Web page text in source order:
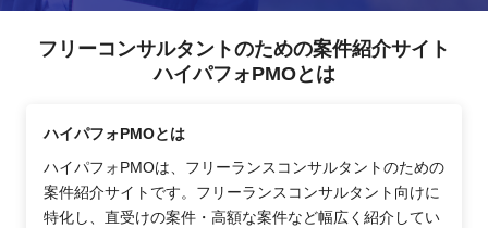
フリーコンサルタントのための案件紹介サイト
ハイパフォPMOとは
ハイパフォPMOとは
ハイパフォPMOは、フリーランスコンサルタントのための
案件紹介サイトです。フリーランスコンサルタント向けに
特化し、直受けの案件・高額な案件など幅広く紹介してい